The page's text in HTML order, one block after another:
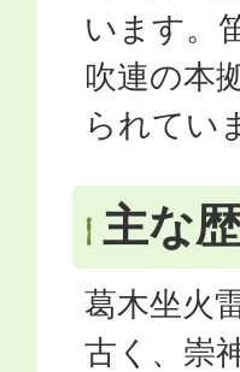
います。
吹連の本
られてい
主な
葛木坐火
古く、崇